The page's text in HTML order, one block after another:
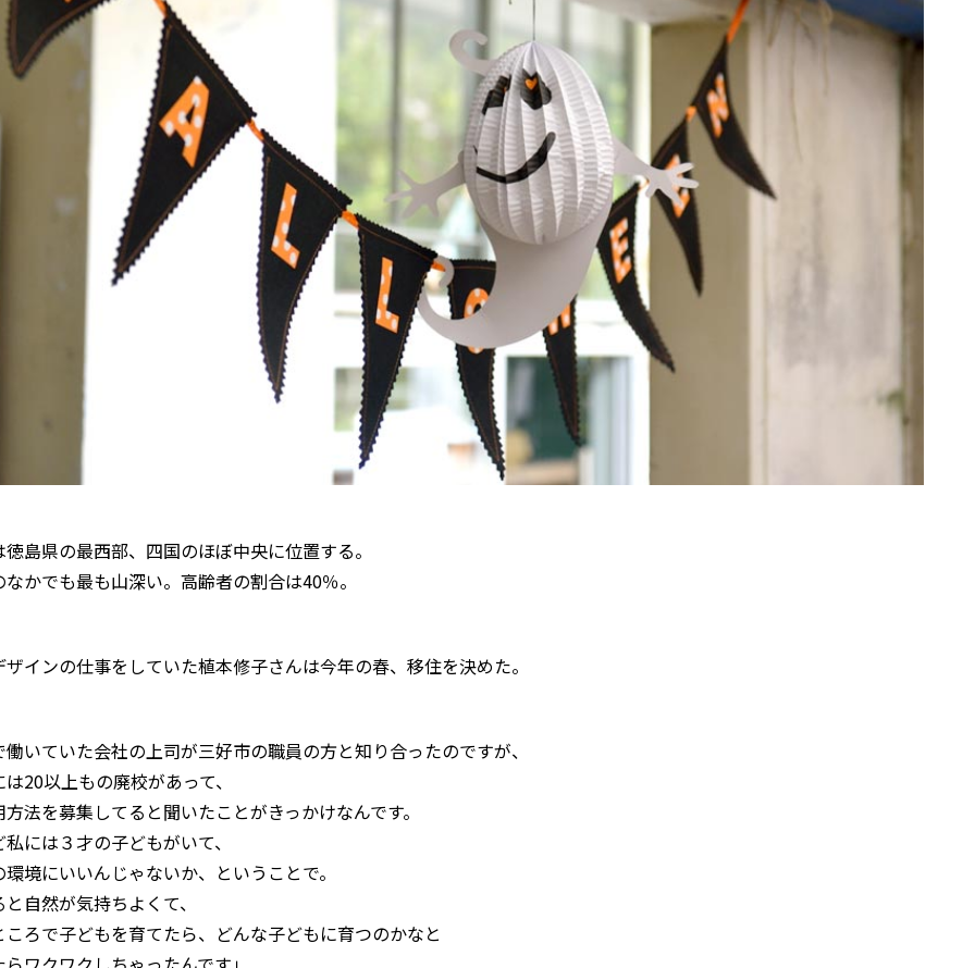
島県の最西部、四国のほぼ中央に位置する。
かでも最も山深い。高齢者の割合は40％。
インの仕事をしていた植本修子さんは今年の春、移住を決めた。
いていた会社の上司が三好市の職員の方と知り合ったのですが、
20以上もの廃校があって、
法を募集してると聞いたことがきっかけなんです。
には３才の子どもがいて、
境にいいんじゃないか、ということで。
自然が気持ちよくて、
ころで子どもを育てたら、どんな子どもに育つのかなと